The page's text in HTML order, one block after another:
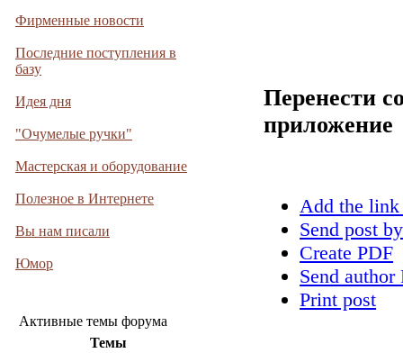
Фирменные новости
Последние поступления в
базу
Идея дня
"Очумелые ручки"
Мастерская и оборудование
Полезное в Интернете
Вы нам писали
Юмор
Активные темы форума
Темы
Перенести
приложение
Add the
Send post
Create PDF
Send
Print post